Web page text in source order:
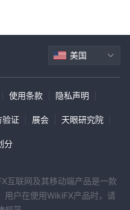
美国
使用条款 隐私声明
验证 展会 天眼研究院
分
互联网及其移动端产品是一款
用户在使用WikiFX产品时，请